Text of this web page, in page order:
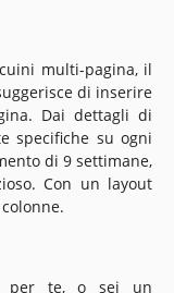
multi-pagina, il
di inserire
Dai dettagli di
specifiche su ogni
di 9 settimane,
Con un layout
per te, o sei un